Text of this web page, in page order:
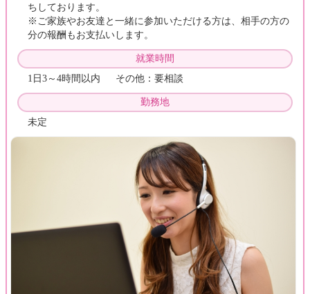
ちしております。
※ご家族やお友達と一緒に参加いただける方は、相手の方の
分の報酬もお支払いします。
就業時間
1日3～4時間以内 その他：要相談
勤務地
未定